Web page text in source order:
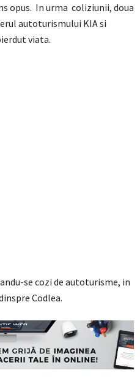
opus. In urma coliziunii, doua
autoturismului KIA si
viata.
se cozi de autoturisme, in
Codlea.